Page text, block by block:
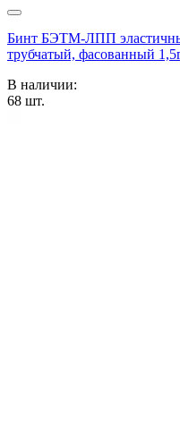
Бинт БЭТМ-ЛПП
трубчатый, фасованный
В наличии:
68 шт.